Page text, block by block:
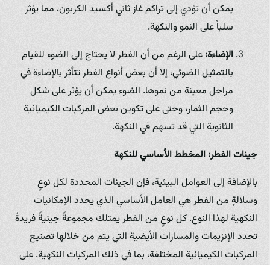
يمكن أن تؤدي إلى تراكم غاز ثاني أكسيد الكربون، مما يؤثر
سلباً على النمو والنكهة.
الإضاءة:على الرغم من أن الفطر لا يحتاج إلى الضوء للقيام
بالتمثيل الضوئي، إلا أن بعض أنواع الفطر تتأثر بالإضاءة في
مراحل معينة من نموها. الضوء يمكن أن يؤثر على شكل
وحجم الثمار، وحتى على تكوين بعض المركبات الكيميائية
الثانوية التي قد تسهم في النكهة.
جينات الفطر: المخطط الأساسي للنكهة
بالإضافة إلى العوامل البيئية، فإن الجينات المحددة لكل نوعٍ
وسلالةٍ من الفطر هي العامل الأساسي الذي يحدد الإمكانيات
النكهية لهذا النوع. كل نوعٍ من الفطر يمتلك مجموعةً جينيةً فريدةً
تحدد الإنزيمات والمسارات الأيضية التي يتم من خلالها تصنيع
المركبات الكيميائية المختلفة، بما في ذلك المركبات النكهية. على